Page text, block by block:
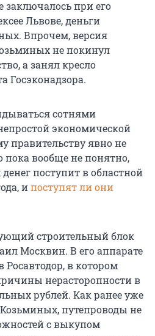
заключалось при его
Львове, деньги
Впрочем, версия
не покинул
а занял кресло
Госэконадзора.
сотнями
экономической
правительству явно не
пока вообще не понятно,
поступит в областной
ипоступят ли они
строительный блок
Москвин. В его аппарате
в котором
нерасторопности в
рублей. Как ранее уже
путепроводы не
с выкупом